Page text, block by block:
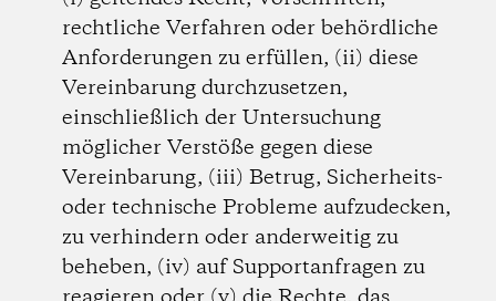
rechtliche Verfahren oder behördliche
Anforderungen zu erfüllen, (ii) diese
Vereinbarung durchzusetzen,
einschließlich der Untersuchung
möglicher Verstöße gegen diese
Vereinbarung, (iii) Betrug, Sicherheits-
oder technische Probleme aufzudecken,
zu verhindern oder anderweitig zu
beheben, (iv) auf Supportanfragen zu